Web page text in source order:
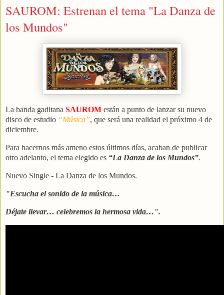
SAUROM: Estrenan el tema "La Danza de
los Mundos"
La banda gaditana SAUROM están a punto de lanzar su nuevo
disco de estudio “Música”, que será una realidad el próximo 4 de
diciembre.
Para hacernos más ameno estos últimos días, acaban de publicar
otro adelanto, el tema elegido es “La Danza de los Mundos”.
Nuevo Single - La Danza de los Mundos.
"Escucha el sonido de la música…
Déjate llevar… celebremos la hermosa vida…".